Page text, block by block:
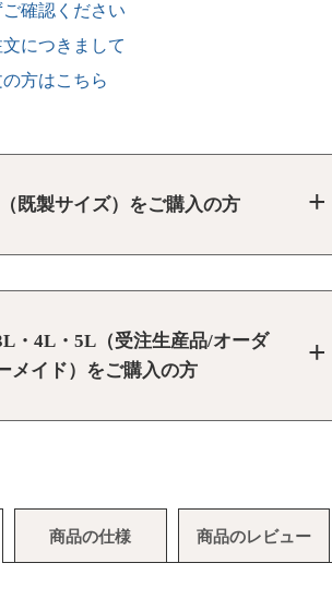
確認ください
につきまして
方はこちら
既製サイズ）をご購入の方
・4L・5L（受注生産品/オーダ
メイド）をご購入の方
商品の仕様 商品のレビュー